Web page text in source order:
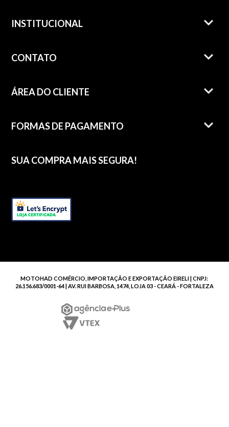
INSTITUCIONAL
CONTATO
ÁREA DO CLIENTE
FORMAS DE PAGAMENTO
SUA COMPRA MAIS SEGURA!
MOTOHAD COMÉRCIO, IMPORTAÇÃO E EXPORTAÇÃO EIRELI | CNPJ:
26.156.683/0001-64 | AV. RUI BARBOSA, 1474, LOJA 03 - CEARÁ - FORTALEZA